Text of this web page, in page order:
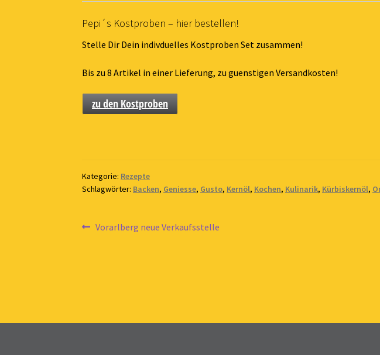
Pepi´s Kostproben – hier bestellen!
Stelle Dir Dein indivduelles Kostproben Set zusammen!
Bis zu 8 Artikel in einer Lieferung, zu guenstigen Versandkosten!
zu den Kostproben
Kategorie: Rezepte
Schlagwörter: Backen, Geniesse, Gusto, Kernöl, Kochen, Kulinarik, Kürbiskernöl,
Beitragsnavigation
Vorheriger
Vorarlberg neue Verkaufsstelle